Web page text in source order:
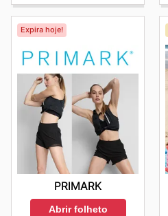
Expira hoje!
PRIMARK
Abrir folheto